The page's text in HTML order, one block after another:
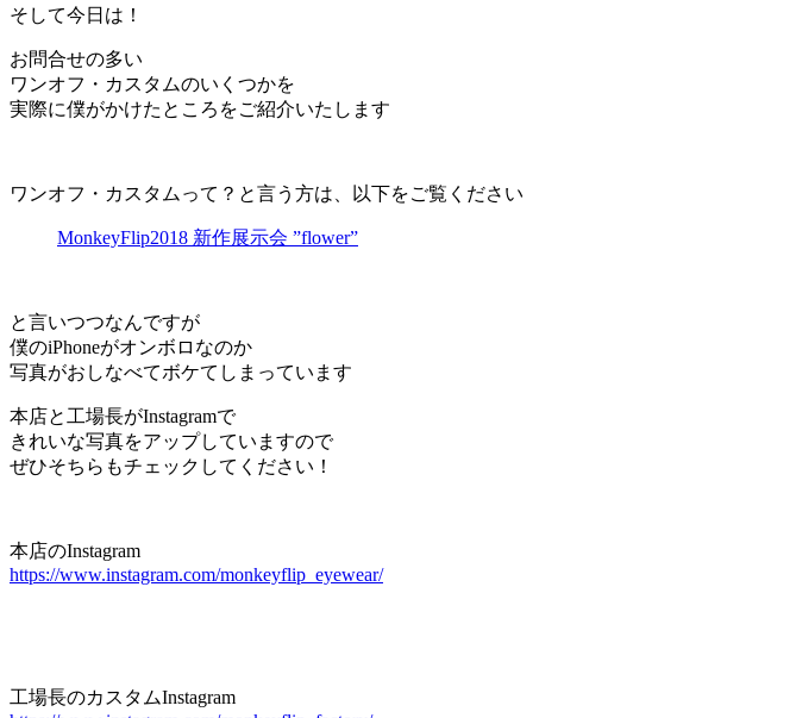
そして今日は！
お問合せの多い
ワンオフ・カスタムのいくつかを
実際に僕がかけたところをご紹介いたします
ワンオフ・カスタムって？と言う方は、以下をご覧ください
MonkeyFlip2018 新作展示会 ”flower”
と言いつつなんですが
僕のiPhoneがオンボロなのか
写真がおしなべてボケてしまっています
本店と工場長がInstagramで
きれいな写真をアップしていますので
ぜひそちらもチェックしてください！
本店のInstagram
https://www.instagram.com/monkeyflip_eyewear/
工場長のカスタムInstagram